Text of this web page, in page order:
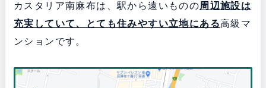
カスタリア南麻布は、駅から遠いものの周辺施設は
充実していて、とても住みやすい立地にある高級マ
ンションです。